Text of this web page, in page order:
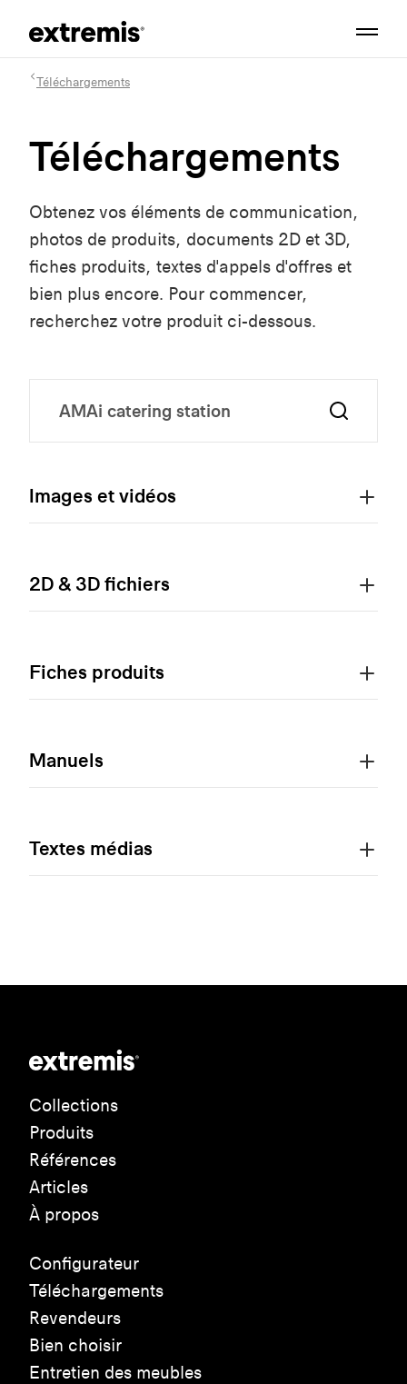
Téléchargements
Téléchargements
Obtenez vos éléments de communication,
photos de produits, documents 2D et 3D,
fiches produits, textes d'appels d'offres et
bien plus encore. Pour commencer,
recherchez votre produit ci-dessous.
Images et vidéos
2D & 3D fichiers
Fiches produits
Manuels
Textes médias
Collections
Produits
Références
Articles
À propos
Configurateur
Téléchargements
Revendeurs
Bien choisir
Entretien des meubles